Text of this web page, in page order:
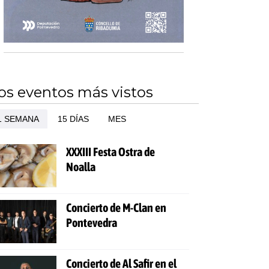
eventos más vistos
SEMANA 15 DÍAS MES
XXXIII Festa Ostra de
Noalla
Concierto de M-Clan en
Pontevedra
Concierto de Al Safir en el